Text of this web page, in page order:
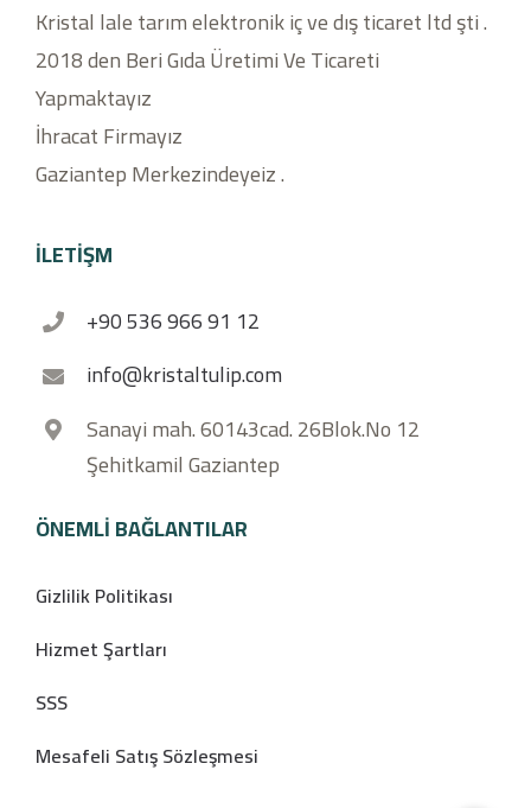
Kristal lale tarım elektronik iç ve dış ticaret ltd şti .
2018 den Beri Gıda Üretimi Ve Ticareti
Yapmaktayız
İhracat Firmayız
Gaziantep Merkezindeyeiz .
İLETİŞM
+90 536 966 91 12
info@kristaltulip.com
Sanayi mah. 60143cad. 26Blok.No 12
Şehitkamil Gaziantep
ÖNEMLI BAĞLANTILAR
Gizlilik Politikası
Hizmet Şartları
SSS
Mesafeli Satış Sözleşmesi